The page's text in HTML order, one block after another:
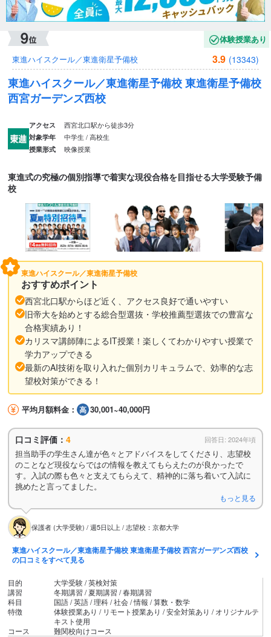
体験授業あり
東進ハイスクール／東進衛星予備校
3.9 (13343)
東進ハイスクール／東進衛星予備校 東進衛星予備校
西宮ガーデンズ西校
アクセス 西宮北口駅から徒歩3分
対象学年 中学生 / 高校生
授業形式 映像授業
東進式の究極の個別指導で着実な現役合格を目指せる大学受験予備
校
東進ハイスクール／東進衛星予備校
おすすめポイント
西宮北口駅からほど近く、アクセス良好で通いやすい
旧帝大を始めとする総合型選抜・学校推薦型選抜での豊富な
合格実績あり！
カリスマ講師陣によるIT授業！楽しくてわかりやすい授業で
学力アップできる
最新のAI技術を取り入れた個別カリキュラムで、効率的な志
望校対策ができる！
平均月額料金： 30,001~40,000円
口コミ評価： 4 回答日: 2024年頃
担当助手の学生さん達が色々とアドバイスをしてくださり、志望校
のことなど現役ならではの情報を教えてもらえたのが良かったで
す。入試の際も色々と支えてもらえて、精神的に落ち着いて入試に
挑めたと言ってました。
もっと見る
保護者 (大学受験) / 週5日以上 / 志望校：京都大学
東進ハイスクール／東進衛星予備校 東進衛星予備校 西宮ガーデンズ西校
の口コミをすべて見る
目的
大学受験 / 英検対策
講習
冬期講習 / 夏期講習 / 春期講習
科目
国語 / 英語 / 理科 / 社会 / 情報 / 算数・数学
特徴
体験授業あり / リモート授業あり / 安全対策あり / オリジナルテ
キスト使用
コース
難関校向けコース